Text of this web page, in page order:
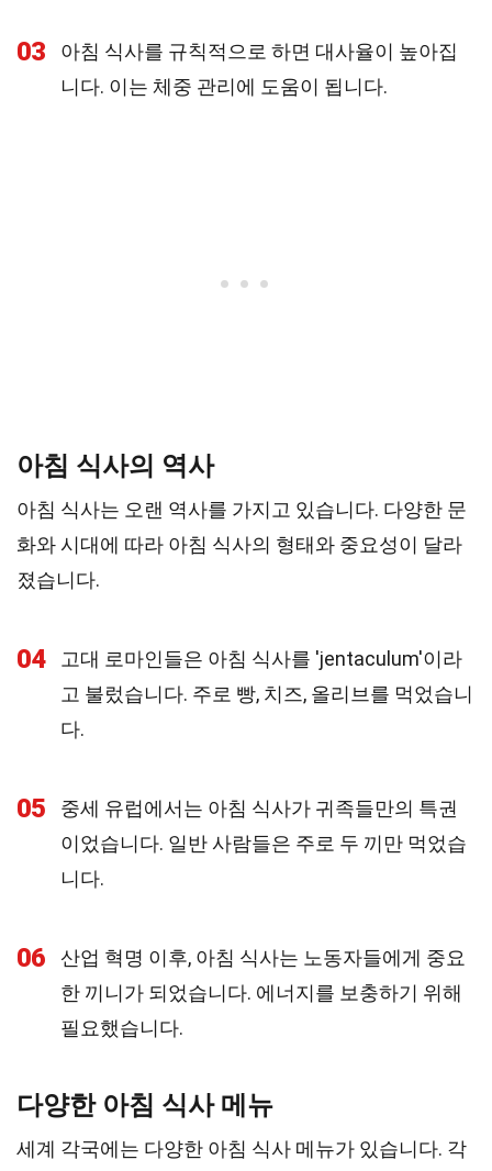
03
아침 식사를 규칙적으로 하면 대사율이 높아집
니다. 이는 체중 관리에 도움이 됩니다.
아침 식사의 역사
아침 식사는 오랜 역사를 가지고 있습니다. 다양한 문
화와 시대에 따라 아침 식사의 형태와 중요성이 달라
졌습니다.
04
고대 로마인들은 아침 식사를 'jentaculum'이라
고 불렀습니다. 주로 빵, 치즈, 올리브를 먹었습니
다.
05
중세 유럽에서는 아침 식사가 귀족들만의 특권
이었습니다. 일반 사람들은 주로 두 끼만 먹었습
니다.
06
산업 혁명 이후, 아침 식사는 노동자들에게 중요
한 끼니가 되었습니다. 에너지를 보충하기 위해
필요했습니다.
다양한 아침 식사 메뉴
세계 각국에는 다양한 아침 식사 메뉴가 있습니다. 각